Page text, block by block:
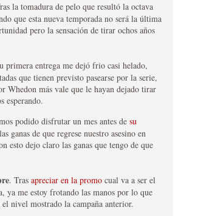
una de las
la tomadura de pelo que resultó la octava
que esta nueva temporada no será la última
pero la sensación de tirar ochos años
primera entrega me dejó frio casi helado,
que tienen previsto pasearse por la serie,
Whedon más vale que le hayan dejado tirar
esperando.
podido disfrutar un mes antes de su
ganas de que regrese nuestro asesino en
esto dejo claro las ganas que tengo de que
. Tras apreciar en la promo cual va a ser el
me estoy frotando las manos por lo que
nivel mostrado la campaña anterior.